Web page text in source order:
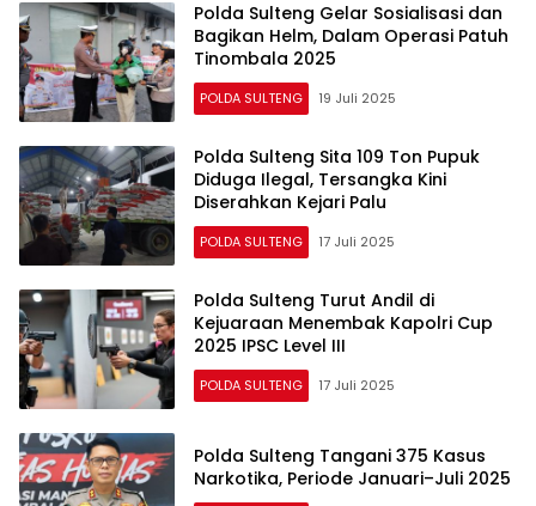
Polda Sulteng Gelar Sosialisasi dan
Bagikan Helm, Dalam Operasi Patuh
Tinombala 2025
POLDA SULTENG 19 Juli 2025
Polda Sulteng Sita 109 Ton Pupuk
Diduga Ilegal, Tersangka Kini
Diserahkan Kejari Palu
POLDA SULTENG 17 Juli 2025
Polda Sulteng Turut Andil di
Kejuaraan Menembak Kapolri Cup
2025 IPSC Level III
POLDA SULTENG 17 Juli 2025
Polda Sulteng Tangani 375 Kasus
Narkotika, Periode Januari–Juli 2025